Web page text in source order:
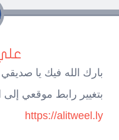
بارك الله فيك يا
بتغيير رابط موقعي
https://alitweel.ly